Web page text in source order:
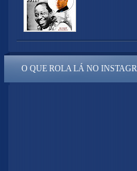
O QUE ROLA LÁ NO